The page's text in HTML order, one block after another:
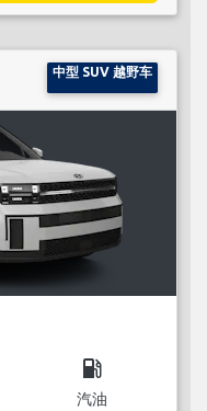
中型 SUV 越野车
local_gas_station
汽油